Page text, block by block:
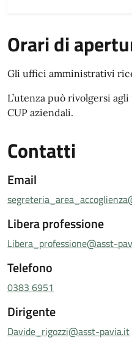
Orari di
Gli uffici amministrativi
L’utenza può rivolgersi
CUP aziendali.
Contatti
Email
Libera professione
Libera_professione@asst-
Telefono
0383 6951
Dirigente
Davide_rigozzi@asst-pavia.it